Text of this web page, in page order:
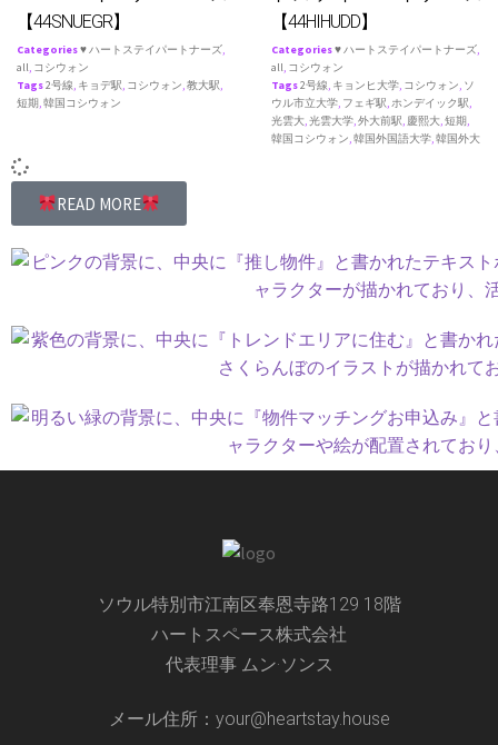
【44SNUEGR】
Categories♥ ハートステイパートナーズ,
all, コシウォン
Tags2号線, キョデ駅, コシウォン,教大駅,
短期,韓国コシウォン
【44HIHUDD】
Categories♥ ハートステイパートナーズ,
all, コシウォン
Tags2号線, キョンヒ大学, コシウォン, ソ
ウル市立大学, フェギ駅,ホンデイック駅,
光雲大,光雲大学,外大前駅, 慶熙大,短期,
韓国コシウォン,韓国外国語大学,韓国外大
READ MORE
ソウル特別市江南区奉恩寺路129 18階
ハートスペース株式会社
代表理事 ムン·ソンス
メール住所：your@heartstay.house